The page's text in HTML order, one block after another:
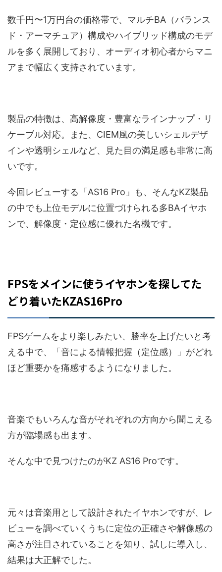
数千円〜1万円台の価格帯で、マルチBA（バランス
ド・アーマチュア）構成やハイブリッド構成のモデ
ルを多く展開しており、オーディオ初心者からマニ
アまで幅広く支持されています。
製品の特徴は、高解像度・豊富なラインナップ・リ
ケーブル対応。また、CIEM風の美しいシェルデザ
インや透明シェルなど、見た目の満足感も非常に高
いです。
今回レビューする「AS16 Pro」も、そんなKZ製品
の中でも上位モデルに位置づけられる多BAイヤホ
ンで、解像度・定位感に優れた名機です。
FPSをメインに使うイヤホンを探してた
どり着いたKZAS16Pro
FPSゲームをより楽しみたい、勝率を上げたいと考
える中で、「音による情報把握（定位感）」がどれ
ほど重要かを痛感するようになりました。
音楽でもいろんな音がそれぞれの方向から聞こえる
方が臨場感も出ます。
そんな中で見つけたのがKZ AS16 Proです。
元々は音楽用として設計されたイヤホンですが、レ
ビューを調べていくうちに定位の正確さや解像感の
高さが注目されていることを知り、試しに導入し、
結果は大正解でした。